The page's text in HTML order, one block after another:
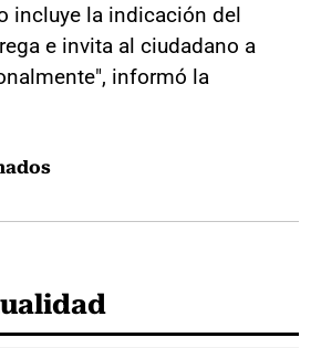
incluye la indicación del
e invita al ciudadano a
informó la